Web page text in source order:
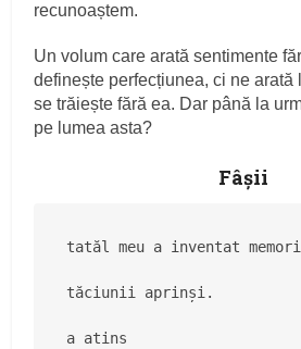
recunoaștem.
Un volum care arată sentimente
definește perfecțiunea, ci ne arată
se trăiește fără ea. Dar până la
pe lumea asta?
Fâșii
tatăl meu a inventat
tăciunii aprinși.
a atins